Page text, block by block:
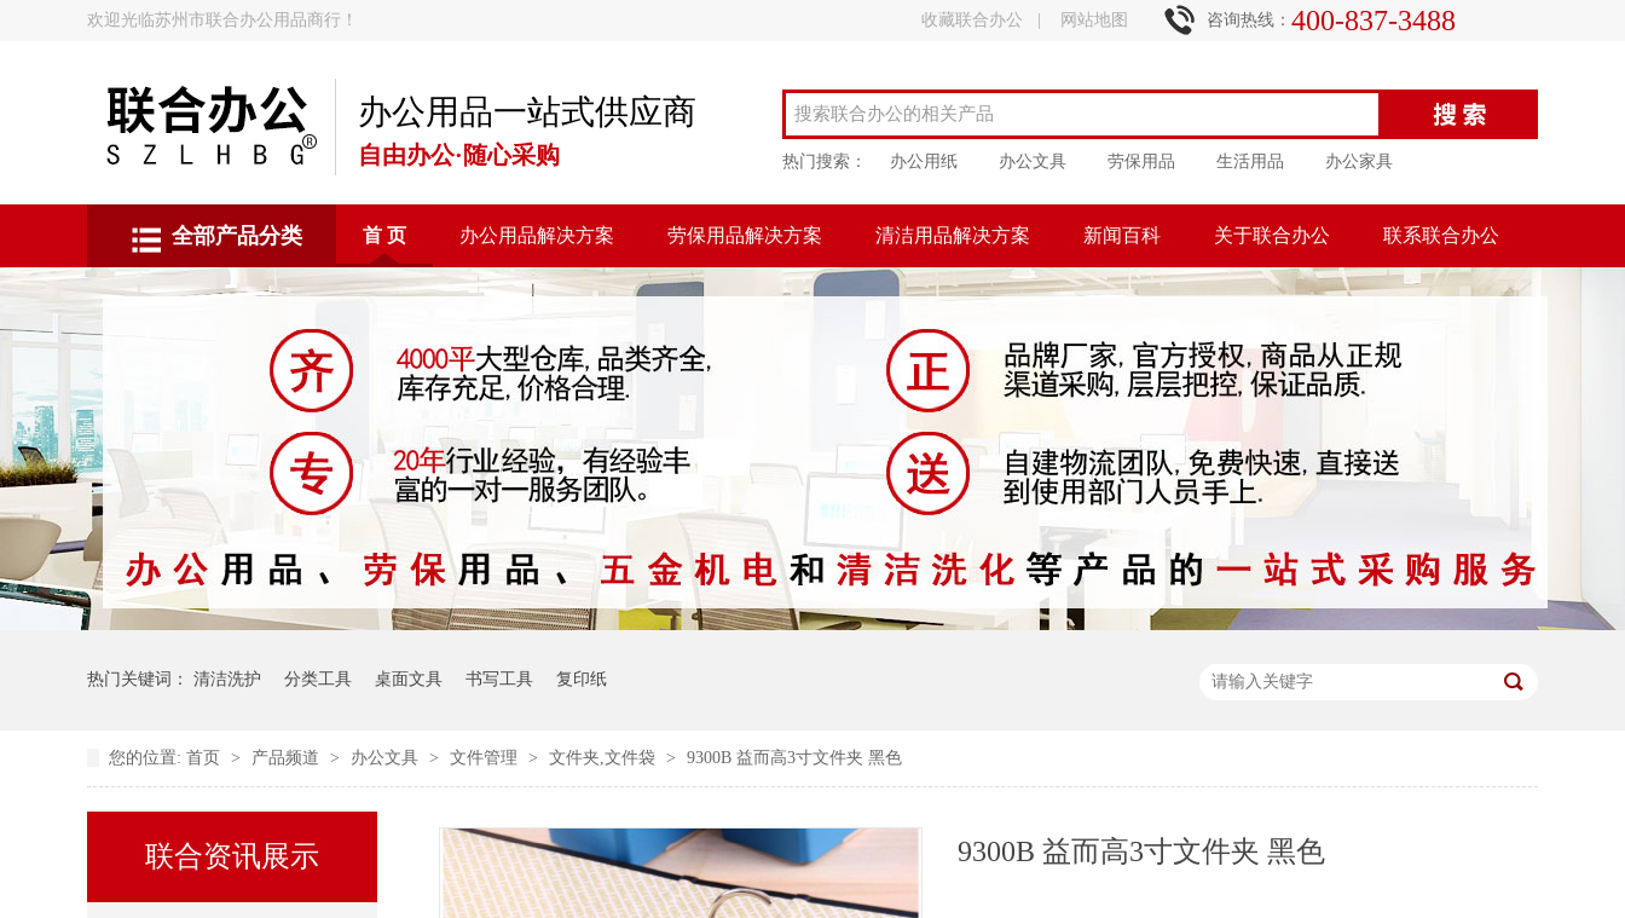
欢迎光临苏州市联合办公用品商行！ 收藏联合办公 网站地图 咨询热线： 400-837-3488
办公用品一站式供应商
自由办公·随心采购 热门搜索： 办公用纸 办公文具 劳保用品 生活用品 办公家具
全部产品分类 首 页 办公用品解决方案 劳保用品解决方案 清洁用品解决方案 新闻百科 关于联合办公 联系联合办公
热门关键词： 清洁洗护 分类工具 桌面文具 书写工具 复印纸
您的位置: 首页 > 产品频道 > 办公文具 > 文件管理 > 文件夹,文件袋 > 9300B 益而高3寸文件夹 黑色
联合资讯展示 9300B 益而高3寸文件夹 黑色